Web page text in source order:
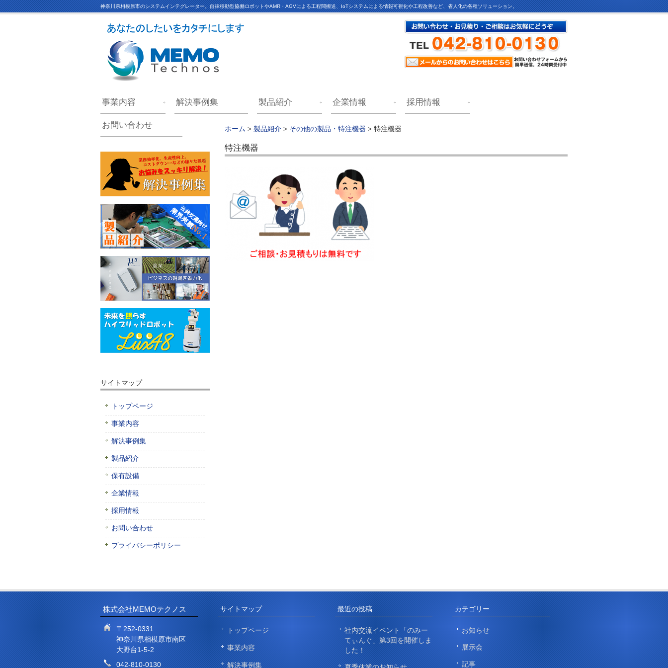
神奈川県相模原市のシステムインテグレーター。自律移動型協働ロボットやAMR・AGVによる工程間搬送、IoTシステムによる情報可視化や工程改善など、省人化の各種ソリューション。
事業内容 解決事例集 製品紹介 企業情報 採用情報
お問い合わせ ホーム > 製品紹介 > その他の製品・特注機器 > 特注機器
特注機器
サイトマップ
トップページ
事業内容
解決事例集
製品紹介
保有設備
企業情報
採用情報
お問い合わせ
プライバシーポリシー
株式会社MEMOテクノス
〒252-0331
神奈川県相模原市南区
大野台1-5-2
042-810-0130
サイトマップ
トップページ
事業内容
解決事例集
最近の投稿
社内交流イベント「のみー
てぃんぐ」第3回を開催しま
した！
カテゴリー
お知らせ
展示会
記事